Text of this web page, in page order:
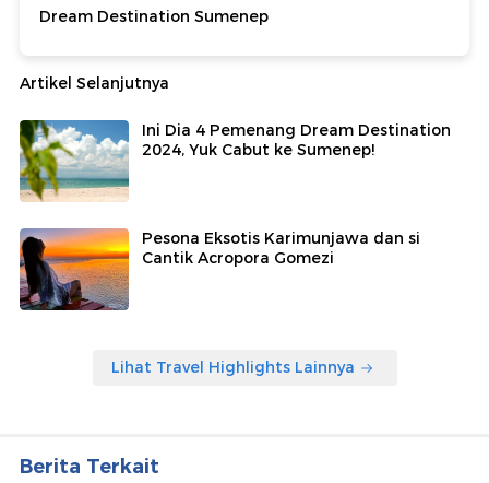
Dream Destination Sumenep
Artikel Selanjutnya
Ini Dia 4 Pemenang Dream Destination
2024, Yuk Cabut ke Sumenep!
Pesona Eksotis Karimunjawa dan si
Cantik Acropora Gomezi
Lihat Travel Highlights Lainnya
Berita Terkait